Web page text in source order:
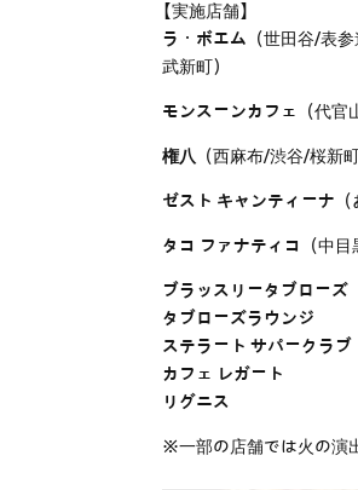
【実施店舗】
ラ・ボエム
（世田谷/表
武新町）
モンスーンカフェ （代
権八 （西麻布/渋谷/桜新
ゼスト キャンティーナ
タコ ファナティコ （中目
ブラッスリータブローズ
タブローズラウンジ
ステラート サパークラブ
カフェ レガート
リグニス
※一部の店舗では火の演